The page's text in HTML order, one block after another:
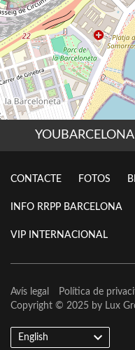
CONTACTE FOTOS
INFO RRPP BARCELONA
VIP INTERNACIONAL
Avís legal Política de
Copyright © 2025 by Lux
English